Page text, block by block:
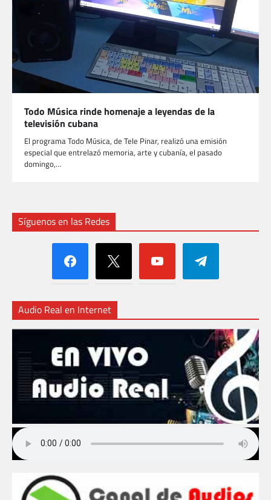
Todo Música rinde homenaje a leyendas de la
televisión cubana
El programa Todo Música, de Tele Pinar, realizó una emisión
especial que entrelazó memoria, arte y cubanía, el pasado
domingo,…
Síguenos en las Redes
facebook x youtube telegram
Audio Real en Internet